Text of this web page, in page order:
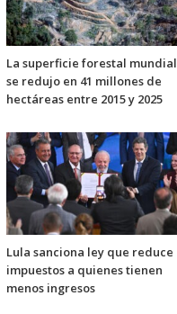
La superficie forestal mundial
se redujo en 41 millones de
hectáreas entre 2015 y 2025
Lula sanciona ley que reduce
impuestos a quienes tienen
menos ingresos